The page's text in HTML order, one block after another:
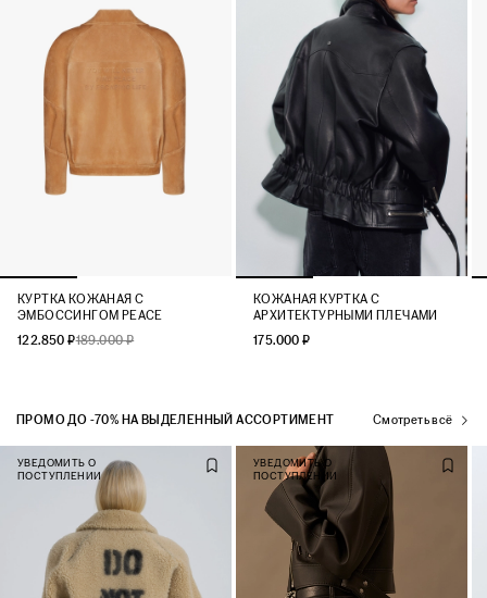
КУРТКА КОЖАНАЯ С
ЭМБОССИНГОМ PEACE
122.850 ₽189.000 ₽
КОЖАНАЯ КУРТКА С
АРХИТЕКТУРНЫМИ ПЛЕЧАМИ
175.000 ₽
ПРОМО ДО -70% НА ВЫДЕЛЕННЫЙ АССОРТИМЕНТ Смотреть всё
УВЕДОМИТЬ О
ПОСТУПЛЕНИИ
УВЕДОМИТЬ О
ПОСТУПЛЕНИИ